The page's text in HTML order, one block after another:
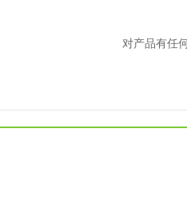
对产品有任